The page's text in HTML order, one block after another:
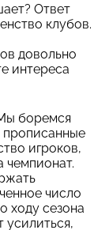
Ответ
клубов.
довольно
интереса
боремся
игроков,
чемпионат.
число
ходу сезона